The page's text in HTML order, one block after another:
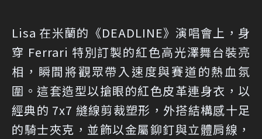
Lisa 在米蘭的《DEADLINE》演唱會上，身
穿 Ferrari 特別訂製的紅色高光澤舞台裝亮
相，瞬間將觀眾帶入速度與賽道的熱血氛
圍。這套造型以搶眼的紅色皮革連身衣，以
經典的 7x7 縫線剪裁塑形，外搭結構感十足
的騎士夾克，並飾以金屬鉚釘與立體肩線，